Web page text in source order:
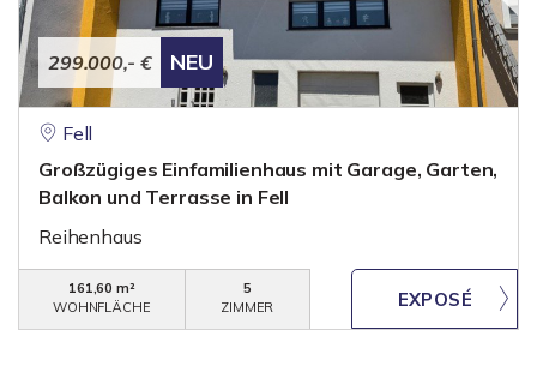
299.000,- € NEU
Fell
Großzügiges Einfamilienhaus mit Garage, Garten,
Balkon und Terrasse in Fell
Reihenhaus
161,60 m²
WOHNFLÄCHE
5
ZIMMER